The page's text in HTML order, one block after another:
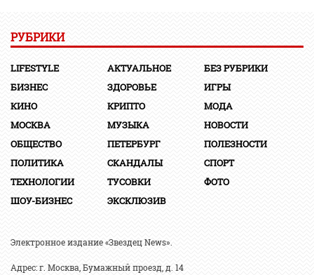
РУБРИКИ
LIFESTYLE АКТУАЛЬНОЕ
БЕЗ РУБРИКИ
БИЗНЕС
ЗДОРОВЬЕ
ИГРЫ
КИНО
КРИПТО
МОДА
МОСКВА
МУЗЫКА
НОВОСТИ
ОБЩЕСТВО
ПЕТЕРБУРГ
ПОЛЕЗНОСТИ
ПОЛИТИКА
СКАНДАЛЫ
СПОРТ
ТЕХНОЛОГИИ
ТУСОВКИ
ФОТО
ШОУ-БИЗНЕС
ЭКСКЛЮЗИВ
Электронное издание «Звездец News».
Адрес: г. Москва, Бумажный проезд, д. 14